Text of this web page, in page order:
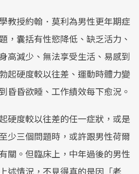
教授約翰．莫利為男性更年期症
，囊括有性慾降低、缺乏活力、
高減少、無法享受生活、易感到
起硬度較以往差、運動時體力變
昏昏欲睡、工作績效每下愈況。
硬度較以往差的任一症狀，或是
少三個問題時，或許跟男性荷爾
關。但臨床上，中年過後的男性
述情況，不見得真的是因「老